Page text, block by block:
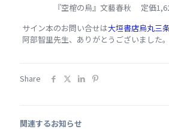
『空棺の烏』文藝春秋 定価
サイン本のお問い合せは大垣書店烏丸三
阿部智里先生、ありがとうございました。
Share
関連するお知らせ